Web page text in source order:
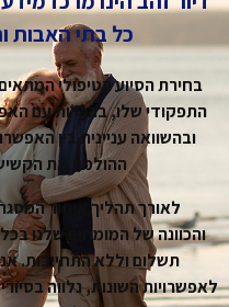
כל בתי האבות
בחירת הסיוע הטיפולי
התפקודי שלו, בהכרות עם
ובהשוואה עניינית בין
ההולמת את
לאורך תהליך איתור
תשלום וללא התחייבות.
לאפשרויות השונות, נלווה